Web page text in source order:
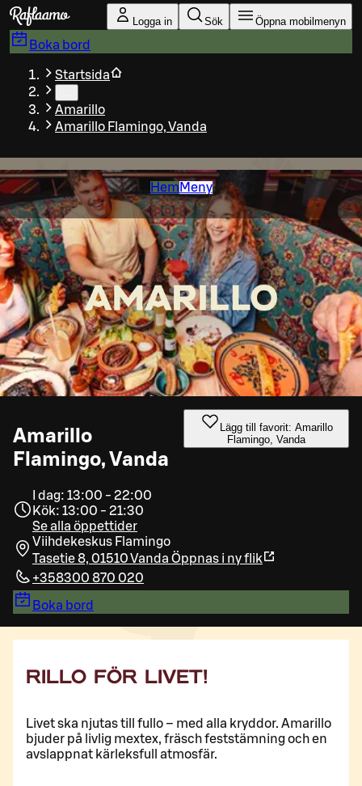
Gå till huvudinnehållet
Logga in Sök Öppna mobilmenyn
Boka bord
Startsida
Amarillo
Amarillo Flamingo, Vanda
Hem Meny
Amarillo
Flamingo, Vanda
Lägg till favorit: Amarillo
Flamingo, Vanda
I dag: 13:00 - 22:00
Kök: 13:00 - 21:30
Se alla öppettider
Viihdekeskus Flamingo
Tasetie 8, 01510 Vanda Öppnas i ny flik
+358300 870 020
Boka bord
RILLO FÖR LIVET!
Livet ska njutas till fullo – med alla kryddor. Amarillo
bjuder på livlig mextex, fräsch feststämning och en
avslappnat kärleksfull atmosfär.